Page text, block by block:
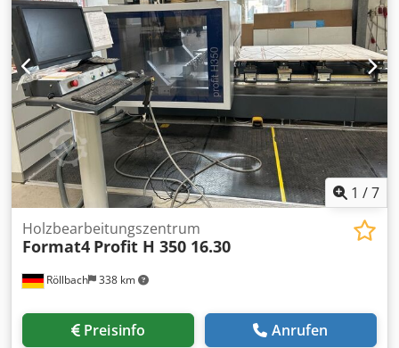
1 /7
Röllbach 338 km
Holzbearbeitungszentrum
Format4 Profit H 350 16.30
Preisinfo Anrufen